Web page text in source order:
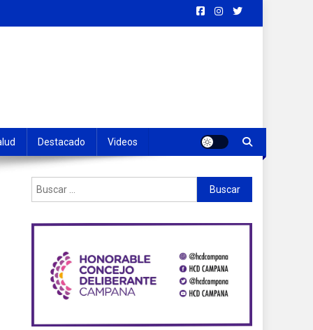
Destacado Videos
Buscar: